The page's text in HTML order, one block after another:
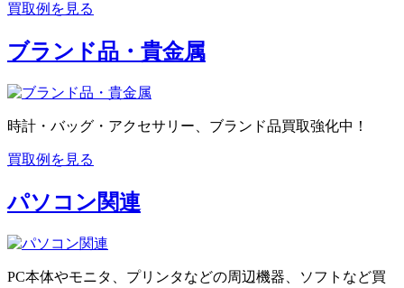
買取例を見る
ブランド品・貴金属
時計・バッグ・アクセサリー、ブランド品買取強化中！
買取例を見る
パソコン関連
PC本体やモニタ、プリンタなどの周辺機器、ソフトなど買